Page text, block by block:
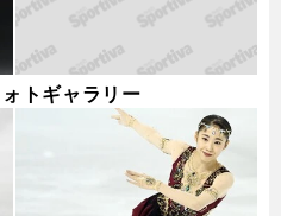
トギャラリー